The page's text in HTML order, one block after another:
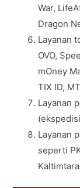
War,
Dragon
Layanan
OVO,
mOney
TIX ID,
Layanan
Layanan
seperti